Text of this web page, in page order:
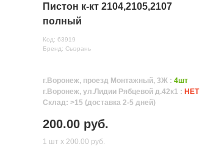
Пистон к-кт 2104,2105,2107
полный
Код: 63919
Бренд: Сызрань
г.Воронеж, проезд Монтажный, 3Ж : 4шт
г.Воронеж, ул.Лидии Рябцевой д.42к1 : НЕТ
Склад: >15 (доставка 2-5 дней)
200.00 руб.
1 шт х 200.00 руб.